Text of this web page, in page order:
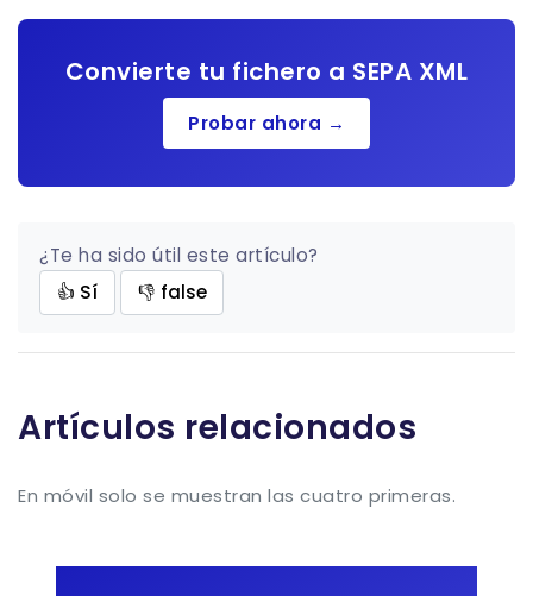
Convierte tu fichero a SEPA XML
Probar ahora →
¿Te ha sido útil este artículo?
👍 Sí
👎 false
Artículos relacionados
En móvil solo se muestran las cuatro primeras.